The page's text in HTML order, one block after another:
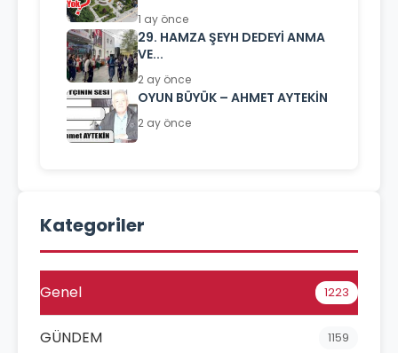
1 ay önce
29. HAMZA ŞEYH DEDEYİ ANMA
VE...
2 ay önce
OYUN BÜYÜK – AHMET AYTEKİN
2 ay önce
Kategoriler
Genel 1223
GÜNDEM 1159